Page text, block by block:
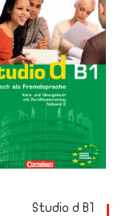
Studio d B1